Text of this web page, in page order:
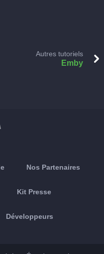
Autres tutoriels
Emby
Nos Partenaires
Kit Presse
Développeurs